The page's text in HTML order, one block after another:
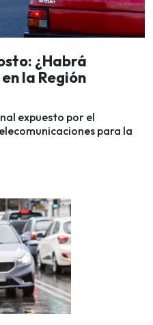
¿Habrá
la Región
expuesto por el
para la